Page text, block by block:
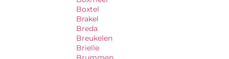
Boxtel
Brakel
Breda
Breukelen
Brielle